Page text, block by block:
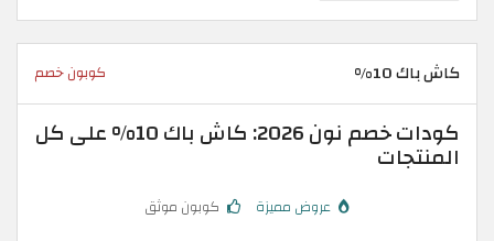
كاش باك 10% كوبون خصم
كودات خصم نون 2026: كاش باك 10% على كل
المنتجات
عروض مميزة كوبون موثق